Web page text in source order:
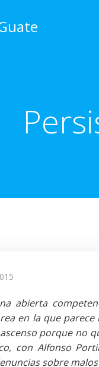
abierta
en la que
porque no
con Alfonso
sobre